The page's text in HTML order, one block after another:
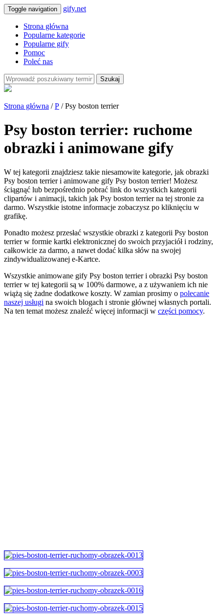
Toggle navigation gify.net
Strona główna
Popularne kategorie
Popularne gify
Pomoc
Poleć nas
Szukaj
Strona główna /P / Psy boston terrier
Psy boston terrier: ruchome
obrazki i animowane gify
W tej kategorii znajdziesz takie niesamowite kategorie, jak obrazki
Psy boston terrier i animowane gify Psy boston terrier! Możesz
ściągnąć lub bezpośrednio pobrać link do wszystkich kategorii
clipartów i animacji, takich jak Psy boston terrier na tej stronie za
darmo. Wszystkie istotne informacje zobaczysz po kliknięciu w
grafikę.
Ponadto możesz przesłać wszystkie obrazki z kategorii Psy boston
terrier w formie kartki elektronicznej do swoich przyjaciół i rodziny,
całkowicie za darmo, a nawet dodać kilka słów na swojej
zindywidualizowanej e-Kartce.
Wszystkie animowane gify Psy boston terrier i obrazki Psy boston
terrier w tej kategorii są w 100% darmowe, a z używaniem ich nie
wiążą się żadne dodatkowe koszty. W zamian prosimy o polecanie
naszej usługi na swoich blogach i stronie głównej własnych portali.
Na ten temat możesz znaleźć więcej informacji w części pomocy.